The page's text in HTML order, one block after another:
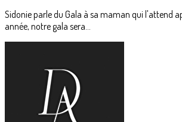
Sidonie parle du Gala à sa maman qui l'attend
année, notre gala sera...